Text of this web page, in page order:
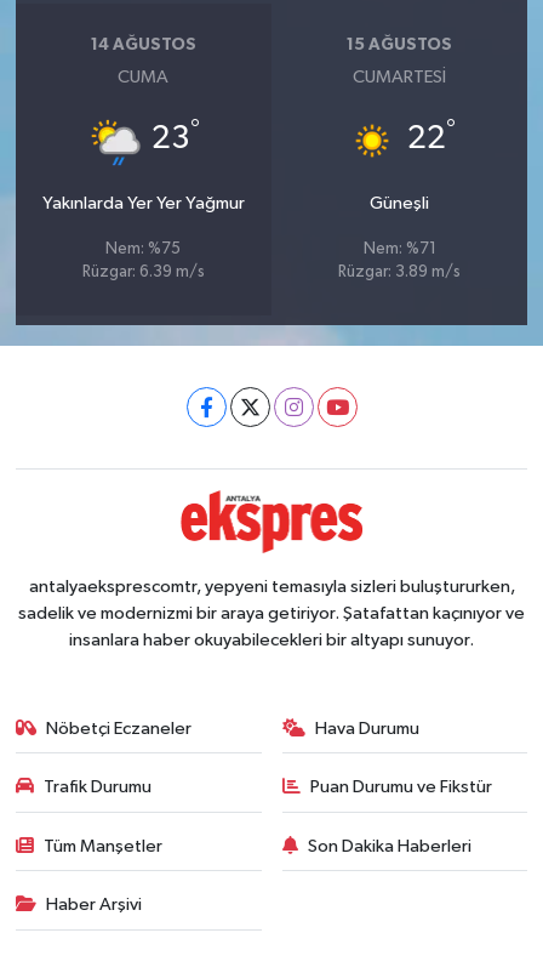
14 AĞUSTOS
CUMA
23°
Yakınlarda Yer Yer Yağmur
Nem: %75
Rüzgar: 6.39 m/s
15 AĞUSTOS
CUMARTESI
22°
Güneşli
Nem: %71
Rüzgar: 3.89 m/s
antalyaeksprescomtr, yepyeni temasıyla sizleri buluştururken,
sadelik ve modernizmi bir araya getiriyor. Şatafattan kaçınıyor ve
insanlara haber okuyabilecekleri bir altyapı sunuyor.
Nöbetçi Eczaneler Hava Durumu
Trafik Durumu Puan Durumu ve Fikstür
Tüm Manşetler Son Dakika Haberleri
Haber Arşivi